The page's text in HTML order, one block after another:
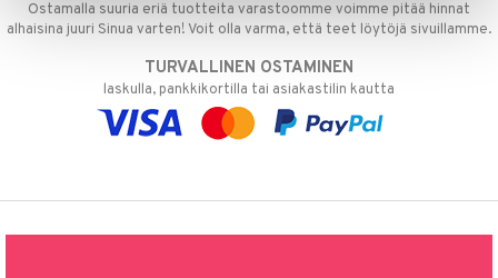
Ostamalla suuria eriä tuotteita varastoomme voimme pitää hinnat
alhaisina juuri Sinua varten! Voit olla varma, että teet löytöjä sivuillamme.
TURVALLINEN OSTAMINEN
laskulla, pankkikortilla tai asiakastilin kautta